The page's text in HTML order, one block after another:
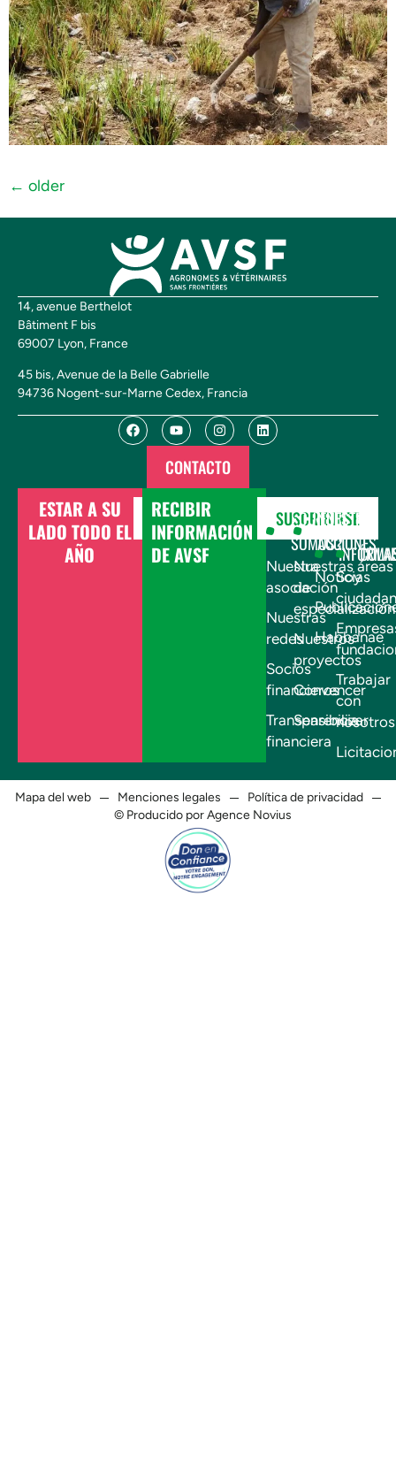
← older
14, avenue Berthelot
Bâtiment F bis
69007 Lyon, France
45 bis, Avenue de la Belle Gabrielle
94736 Nogent-sur-Marne Cedex, Francia
CONTACTO
ESTAR A SU
LADO TODO EL
AÑO
DONAR
RECIBIR
INFORMACIÓN
DE AVSF
SUSCRIBIRSE
¿QUIÉNES
SOMOS?
Nuestra
asociación
Nuestras
redes
Socios
financieros
Transparencia
financiera
NUESTRAS
ACCIONES
Nuestras áreas
de
especialización
Nuestros
proyectos
Convencer
Sensibilizar
Noticias
Habbanae
Soy
Trabajar
con
nosotros
Mapa del web Menciones legales
Política de privacidad
© Producido por Agence Novius